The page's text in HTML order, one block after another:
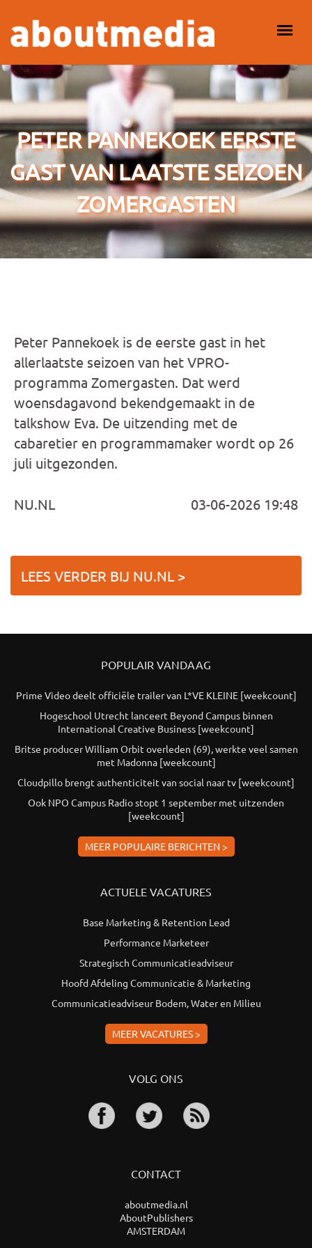
HOOFDMENU
PETER PANNEKOEK EERSTE
GAST VAN LAATSTE SEIZOEN
ZOMERGASTEN
Peter Pannekoek is de eerste gast in het
allerlaatste seizoen van het VPRO-
programma Zomergasten. Dat werd
woensdagavond bekendgemaakt in de
talkshow Eva. De uitzending met de
cabaretier en programmamaker wordt op 26
juli uitgezonden.
NU.NL 03-06-2026 19:48
LEES VERDER BIJ NU.NL >
POPULAIR VANDAAG
Prime Video deelt officiële trailer van L*VE KLEINE [weekcount]
Hogeschool Utrecht lanceert Beyond Campus binnen
International Creative Business [weekcount]
Britse producer William Orbit overleden (69), werkte veel samen
met Madonna [weekcount]
Cloudpillo brengt authenticiteit van social naar tv [weekcount]
Ook NPO Campus Radio stopt 1 september met uitzenden
[weekcount]
MEER POPULAIRE BERICHTEN >
ACTUELE VACATURES
Base Marketing & Retention Lead
Performance Marketeer
Strategisch Communicatieadviseur
Hoofd Afdeling Communicatie & Marketing
Communicatieadviseur Bodem, Water en Milieu
MEER VACATURES >
VOLG ONS
CONTACT
aboutmedia.nl
AboutPublishers
AMSTERDAM